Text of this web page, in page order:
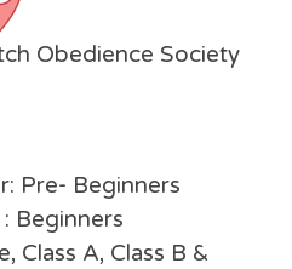
Obedience Society
Pre- Beginners
Beginners
Class A, Class B &